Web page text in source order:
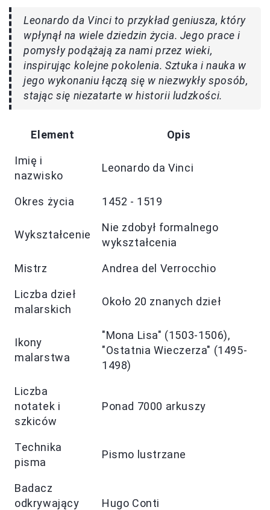
Leonardo da Vinci to przykład geniusza, który
wpłynął na wiele dziedzin życia. Jego prace i
pomysły podążają za nami przez wieki,
inspirując kolejne pokolenia. Sztuka i nauka w
jego wykonaniu łączą się w niezwykły sposób,
stając się niezatarte w historii ludzkości.
Element Opis
Imię i
nazwisko
Leonardo da Vinci
Okres życia 1452 - 1519
Wykształcenie
Nie zdobył formalnego
wykształcenia
Mistrz Andrea del Verrocchio
Liczba dzieł
malarskich
Około 20 znanych dzieł
Ikony
malarstwa
"Mona Lisa" (1503-1506),
"Ostatnia Wieczerza" (1495-
1498)
Liczba
notatek i
szkiców
Ponad 7000 arkuszy
Technika
pisma
Pismo lustrzane
Badacz
odkrywający
Hugo Conti